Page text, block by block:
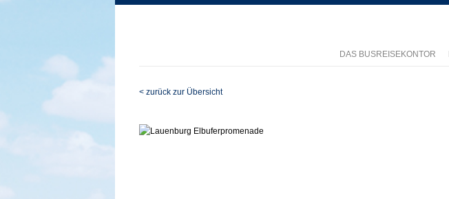
DAS BUSREISEKONTOR
< zurück zur Übersicht